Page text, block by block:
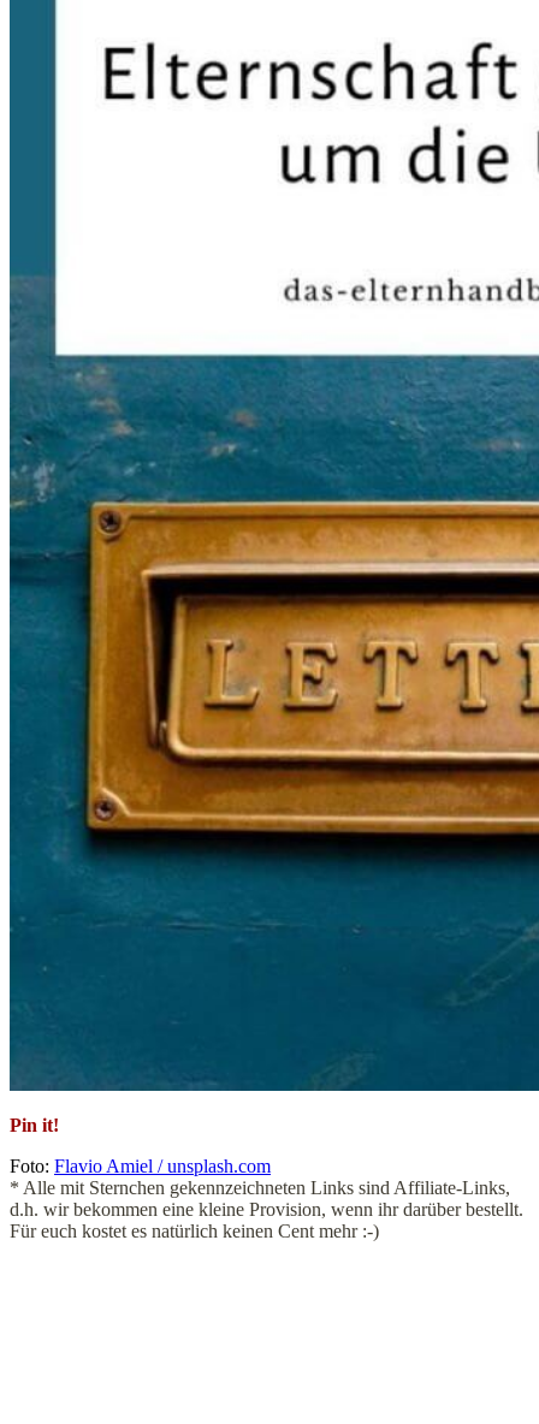
Pin it!
Foto: Flavio Amiel / unsplash.com
* Alle mit Sternchen gekennzeichneten Links sind Affiliate-Links,
d.h. wir bekommen eine kleine Provision, wenn ihr darüber bestellt.
Für euch kostet es natürlich keinen Cent mehr :-)